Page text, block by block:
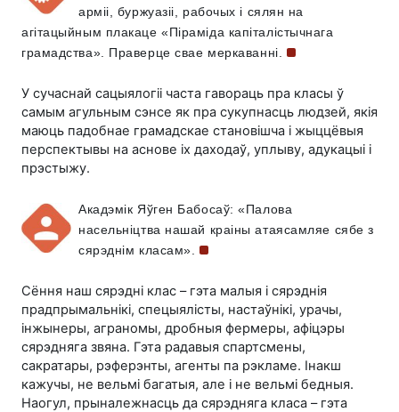
арміі, буржуазіі, рабочых і сялян на
агітацыйным плакаце «Піраміда капіталістычнага
грамадства». Праверце свае меркаванні.
У сучаснай сацыялогіі часта гавораць пра класы ў
самым агульным сэнсе як пра сукупнасць людзей, якія
маюць падобнае грамадскае становішча і жыццёвыя
перспектывы на аснове іх даходаў, уплыву, адукацыі і
прэстыжу.
Акадэмік Яўген Бабосаў: «Палова
насельніцтва нашай краіны атаясамляе сябе з
сярэднім класам».
Сёння наш сярэдні клас – гэта малыя і сярэднія
прадпрымальнікі, спецыялісты, настаўнікі, урачы,
інжынеры, аграномы, дробныя фермеры, афіцэры
сярэдняга звяна. Гэта радавыя спартсмены,
сакратары, рэферэнты, агенты па рэкламе. Інакш
кажучы, не вельмі багатыя, але і не вельмі бедныя.
Наогул, прыналежнасць да сярэдняга класа – гэта